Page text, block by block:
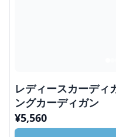
レディースカーディ
ングカーディガン
¥5,560